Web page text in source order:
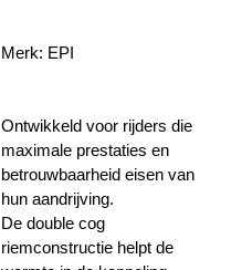
Merk: EPI
Ontwikkeld voor rijders die
maximale prestaties en
betrouwbaarheid eisen van
hun aandrijving.
De double cog
riemconstructie helpt de